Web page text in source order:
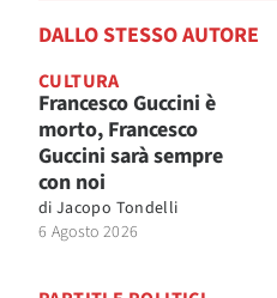
DALLO STESSO AUTORE
CULTURA
Francesco Guccini è
morto, Francesco
Guccini sarà sempre
con noi
di Jacopo Tondelli
6 Agosto 2026